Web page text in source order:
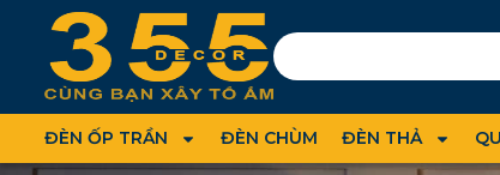
ĐÈN ỐP TRẦN ĐÈN CHÙM ĐÈN THẢ